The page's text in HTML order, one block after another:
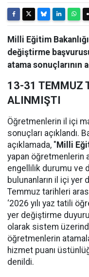
Milli Eğitim
değiştirme
atama sonuçlarının
13-31 TEMMUZ
ALINMIŞTI
Öğretmenlerin il içi
sonuçları açıklandı.
açıklamada, "Milli
yapan öğretmenlerin
engellilik durumu ve
bulunanların il içi yer
Temmuz tarihleri
‘2026 yılı yaz tatili
yer değiştirme
olarak sistem
öğretmenlerin
hizmet puanı
denildi.